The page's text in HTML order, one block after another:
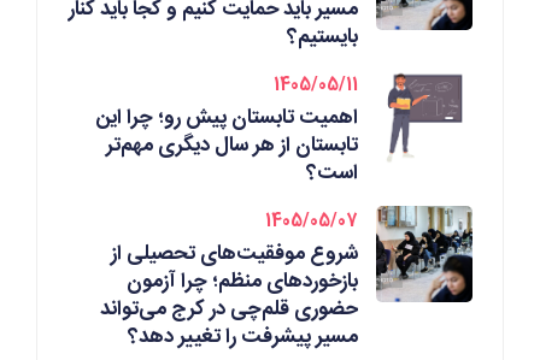
مسیر باید حمایت کنیم و کجا باید کنار
بایستیم؟
1405/05/11
اهمیت تابستان پیش رو؛ چرا این
تابستان از هر سال دیگری مهم‌تر
است؟
1405/05/07
شروع موفقیت‌های تحصیلی از
بازخوردهای منظم؛ چرا آزمون
حضوری قلم‌چی در کرج می‌تواند
مسیر پیشرفت را تغییر دهد؟